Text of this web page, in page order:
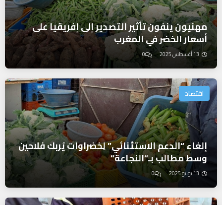
مهنيون ينفون تأثير التصدير إلى إفريقيا على
أسعار الخضر في المغرب
13 أغسطس 2025 0
اقتصاد
إلغاء “الدعم الاستثنائي” لِخضراوات يُربك فلاحين
وسط مطالب بـ”النجاعة”
13 يونيو 2025 0